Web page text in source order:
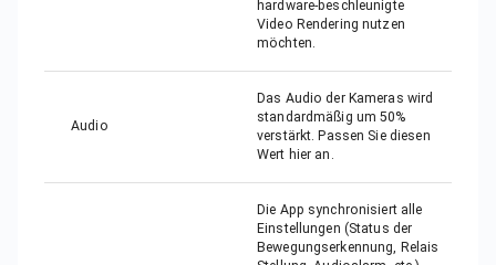
hardware-beschleunigte
Video Rendering nutzen
möchten.
Audio
Das Audio der Kameras wird
standardmäßig um 50%
verstärkt. Passen Sie diesen
Wert hier an.
Die App synchronisiert alle
Einstellungen (Status der
Bewegungserkennung, Relais